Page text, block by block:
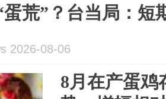
蛋荒”？台当局：短
2026-08-06
8月在产蛋鸡